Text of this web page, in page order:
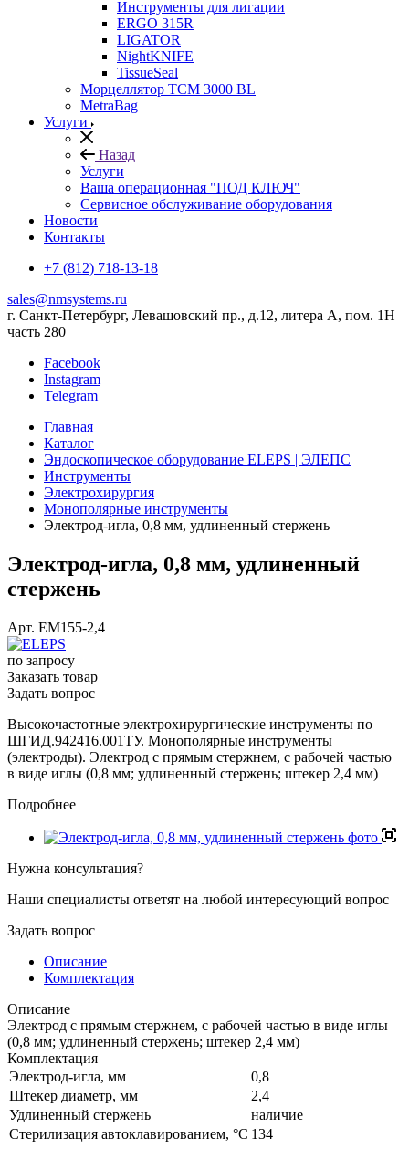
Инструменты для лигации
ERGO 315R
LIGATOR
NightKNIFE
TissueSeal
Морцеллятор ТСМ 3000 BL
MetraBag
Услуги
Назад
Услуги
Ваша операционная "ПОД КЛЮЧ"
Сервисное обслуживание оборудования
Новости
Контакты
+7 (812) 718-13-18
sales@nmsystems.ru
г. Санкт-Петербург, Левашовский пр., д.12, литера А, пом. 1Н
часть 280
Facebook
Instagram
Telegram
Главная
Каталог
Эндоскопическое оборудование ELEPS | ЭЛЕПС
Инструменты
Электрохирургия
Монополярные инструменты
Электрод-игла, 0,8 мм, удлиненный стержень
Электрод-игла, 0,8 мм, удлиненный
стержень
Арт. ЕМ155-2,4
по запросу
Заказать товар
Задать вопрос
Высокочастотные электрохирургические инструменты по
ШГИД.942416.001ТУ. Монополярные инструменты
(электроды). Электрод c прямым стержнем, c рабочей частью
в виде иглы (0,8 мм; удлиненный стержень; штекер 2,4 мм)
Подробнее
Нужна консультация?
Наши специалисты ответят на любой интересующий вопрос
Задать вопрос
Описание
Комплектация
Описание
Электрод c прямым стержнем, c рабочей частью в виде иглы
(0,8 мм; удлиненный стержень; штекер 2,4 мм)
Комплектация
Электрод-игла, мм
0,8
Штекер диаметр, мм
2,4
Удлиненный стержень
наличие
Стерилизация автоклавированием, °С 134